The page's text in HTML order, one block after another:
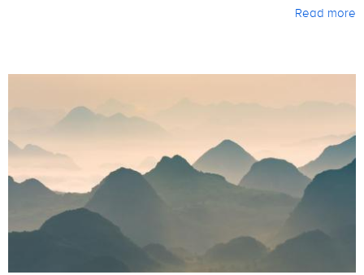
Read more